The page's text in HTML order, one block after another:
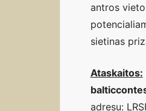
antros
sietinas
Ataskaitos:
adresu: